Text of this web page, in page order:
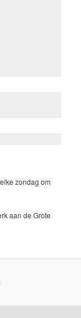
zondag om
aan de Grote